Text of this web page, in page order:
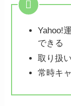
Yahoo!
できる
取り扱
常時キ